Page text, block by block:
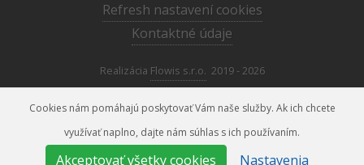
Refresh nastavení cookies
Kontaktné údaje
Realizácia Flowis s.r.o. 2019 - 2026
media@ecav.sk 02/59 201 220
Cookies nám pomáhajú poskytovať Vám naše služby. Ak ich chcete
využívať naplno, dajte nám súhlas s ich používaním.
Akceptovať všetky cookies Nastavenia